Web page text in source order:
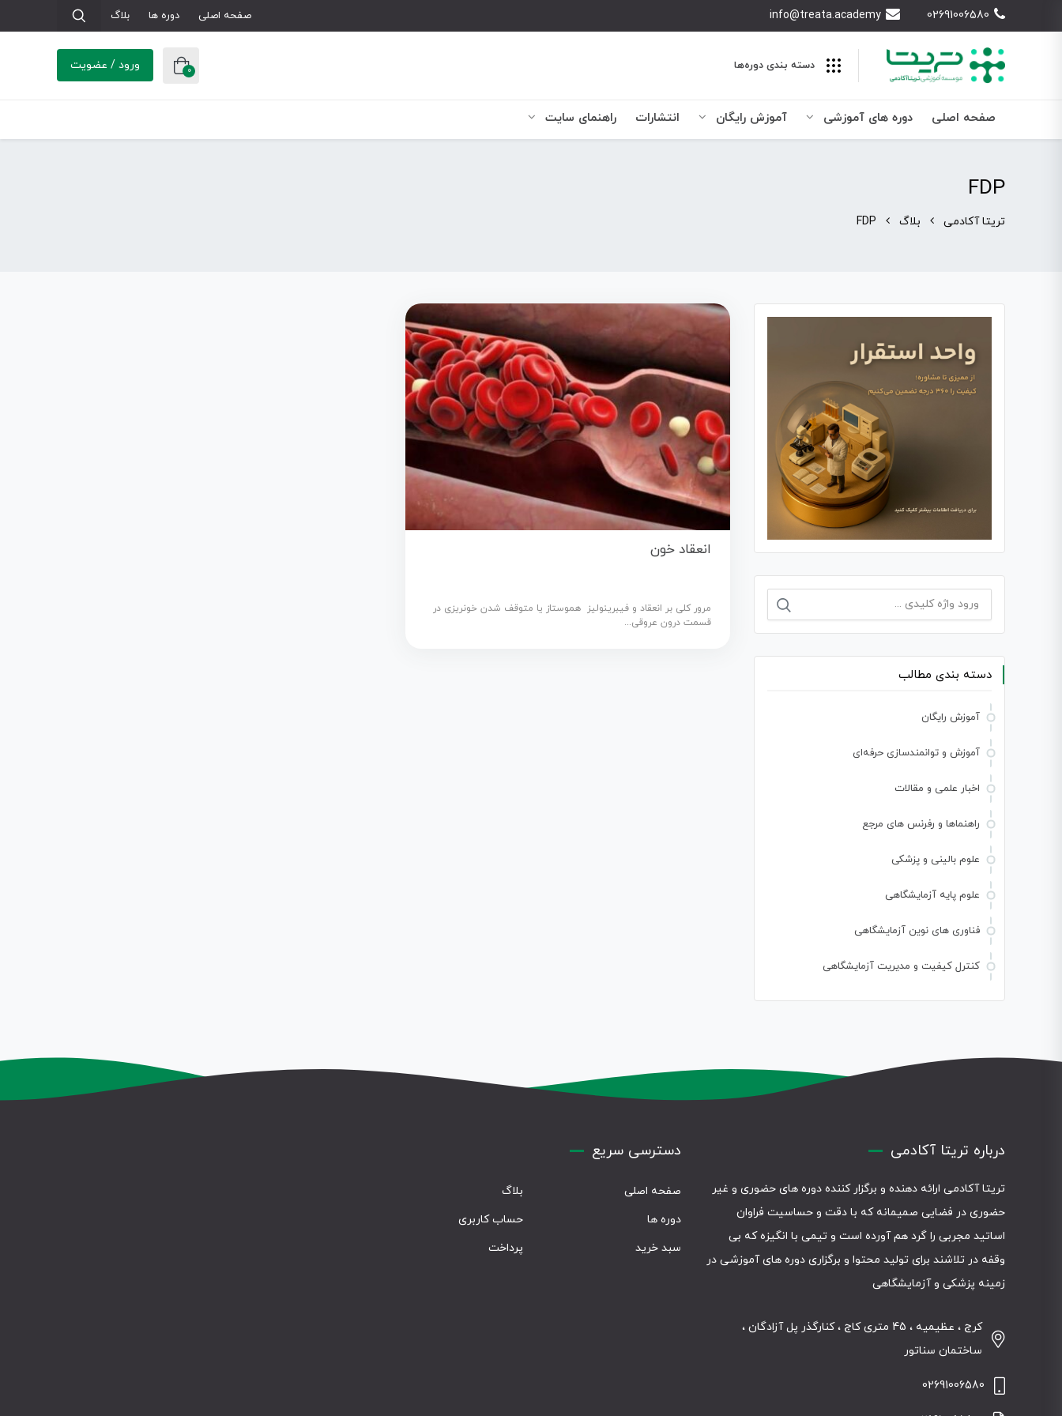
02691006580
info@treata.academy صفحه اصلی دوره ها بلاگ
دسته بندی‌ دوره‌ها 0 ورود / عضویت
صفحه اصلی دوره های آموزشی آموزش رایگان انتشارات راهنمای سایت
FDP
تریتا آکادمی بلاگ FDP
انعقاد خون
مرور کلی بر انعقاد و فیبرینولیز هموستاز یا متوقف شدن خونریزی در
قسمت درون عروقی...
جستجو
برای:
دسته بندی مطالب
آموزش رایگان
آموزش و توانمندسازی حرفه‌ای
اخبار علمی و مقالات
راهنماها و رفرنس های مرجع
علوم بالینی و پزشکی
علوم پایه آزمایشگاهی
فناوری های نوین آزمایشگاهی
کنترل کیفیت و مدیریت آزمایشگاهی
درباره تریتا آکادمی
تریتا آکادمی ارائه دهنده و برگزار کننده دوره های حضوری و غیر
حضوری در فضایی صمیمانه که با دقت و حساسیت فراوان
اساتید مجربی را گرد هم آورده است و تیمی با انگیزه که بی
وقفه در تلاشند برای تولید محتوا و برگزاری دوره های آموزشی در
زمینه پزشکی و آزمایشگاهی
کرج ، عظیمیه ، 45 متری کاج ، کنارگذر پل آزادگان ،
ساختمان سناتور
02691006580
دسترسی سریع
صفحه اصلی
بلاگ
دوره ها
حساب کاربری
سبد خرید
پرداخت